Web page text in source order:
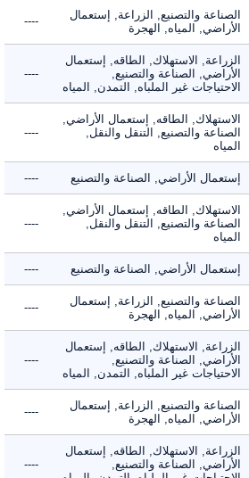
الصناعة والتصنيع, الزراعة, إستعمال
الأراضي, المياه, الهجرة
----
الزراعة, الاستهلاك, الطاقه, إستعمال
الأراضي, الصناعة والتصنيع,
الاحتياجات غير الملباه, التمدن, المياه
----
الاستهلاك, الطاقه, إستعمال الأراضي,
الصناعة والتصنيع, التنقل والنقل,
المياه
----
إستعمال الأراضي, الصناعة والتصنيع ----
الاستهلاك, الطاقه, إستعمال الأراضي,
الصناعة والتصنيع, التنقل والنقل,
المياه
----
إستعمال الأراضي, الصناعة والتصنيع ----
الصناعة والتصنيع, الزراعة, إستعمال
الأراضي, المياه, الهجرة
----
الزراعة, الاستهلاك, الطاقه, إستعمال
الأراضي, الصناعة والتصنيع,
الاحتياجات غير الملباه, التمدن, المياه
----
الصناعة والتصنيع, الزراعة, إستعمال
الأراضي, المياه, الهجرة
----
الزراعة, الاستهلاك, الطاقه, إستعمال
الأراضي, الصناعة والتصنيع,
----